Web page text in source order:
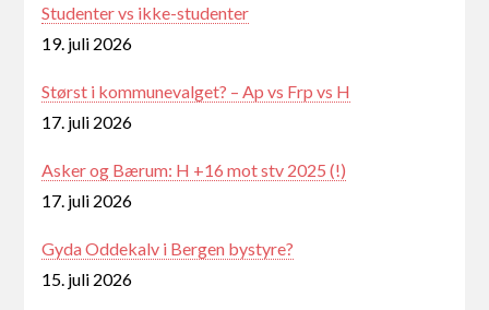
Studenter vs ikke-studenter
19. juli 2026
Størst i kommunevalget? – Ap vs Frp vs H
17. juli 2026
Asker og Bærum: H +16 mot stv 2025 (!)
17. juli 2026
Gyda Oddekalv i Bergen bystyre?
15. juli 2026